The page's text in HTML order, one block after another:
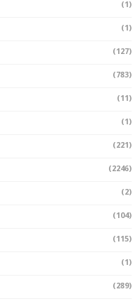
(1)
(1)
(127)
(783)
(11)
(1)
(221)
(2246)
(2)
(104)
(115)
(1)
(289)